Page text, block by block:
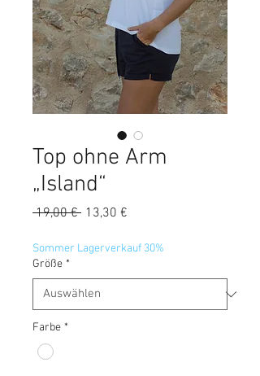
Top ohne Arm
„Island“
19,00 € Standardpreis
13,30 €
Sommer Lagerverkauf 30%
Größe *
Farbe *